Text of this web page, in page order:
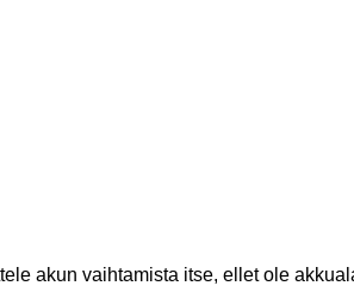
akun vaihtamista itse, ellet ole